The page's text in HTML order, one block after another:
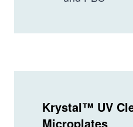
Krystal™ UV
Microplates